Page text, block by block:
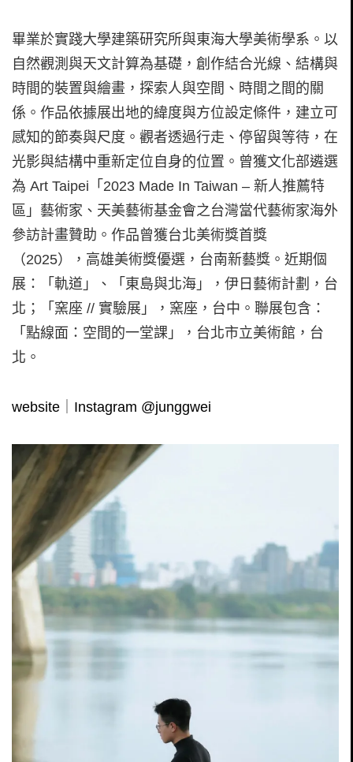
畢業於實踐大學建築研究所與東海大學美術學系。以
自然觀測與天文計算為基礎，創作結合光線、結構與
時間的裝置與繪畫，探索人與空間、時間之間的關
係。作品依據展出地的緯度與方位設定條件，建立可
感知的節奏與尺度。觀者透過行走、停留與等待，在
光影與結構中重新定位自身的位置。曾獲文化部遴選
為 Art Taipei「2023 Made In Taiwan – 新人推薦特
區」藝術家、天美藝術基金會之台灣當代藝術家海外
參訪計畫贊助。作品曾獲台北美術獎首獎
（2025），高雄美術獎優選，台南新藝獎。近期個
展：「軌道」、「東島與北海」，伊日藝術計劃，台
北；「窯座 // 實驗展」，窯座，台中。聯展包含：
「點線面：空間的一堂課」，台北市立美術館，台
北。
website Instagram @junggwei